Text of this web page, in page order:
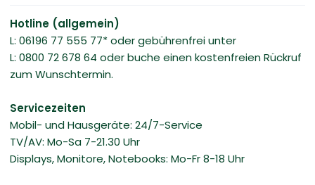
Hotline (allgemein)
L: 06196 77 555 77* oder gebührenfrei unter
L: 0800 72 678 64 oder buche einen kostenfreien Rückruf
zum Wunschtermin.
Servicezeiten
Mobil- und Hausgeräte: 24/7-Service
TV/AV: Mo-Sa 7-21.30 Uhr
Displays, Monitore, Notebooks: Mo-Fr 8-18 Uhr